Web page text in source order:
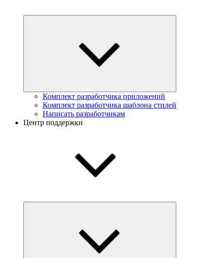
Комплект разработчика приложений
Комплект разработчика шаблона стилей
Написать разработчикам
Центр поддержки